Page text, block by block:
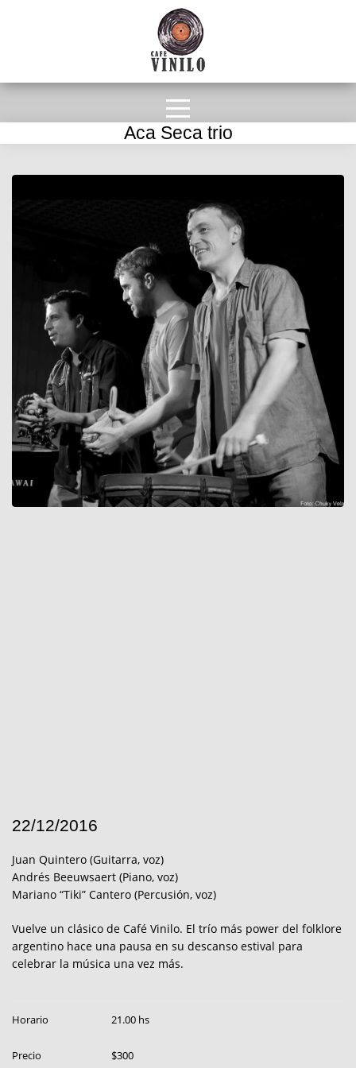
Aca Seca trio
22/12/2016
Juan Quintero (Guitarra, voz)
Andrés Beeuwsaert (Piano, voz)
Mariano “Tiki” Cantero (Percusión, voz)
Vuelve un clásico de Café Vinilo. El trío más power del folklore
argentino hace una pausa en su descanso estival para
celebrar la música una vez más.
Horario 21.00 hs
Precio $300